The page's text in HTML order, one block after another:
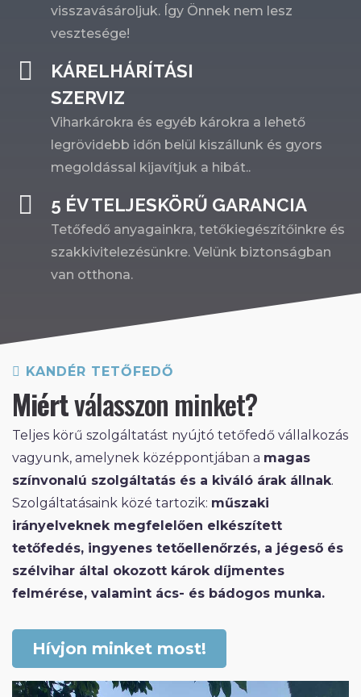
visszavásároljuk. Így Önnek nem lesz
vesztesége!
KÁRELHÁRÍTÁSI
SZERVIZ
Viharkárokra és egyéb károkra a lehető
legrövidebb időn belül kiszállunk és gyors
megoldással kijavítjuk a hibát..
5 ÉV TELJESKÖRŰ GARANCIA
Tetőfedő anyagainkra, tetőkiegészítőinkre és
szakkivitelezésünkre. Velünk biztonságban
van otthona.
KANDÉR TETŐFEDŐ
Miértválasszon minket?
Teljes körű szolgáltatást nyújtó tetőfedő vállalkozás
vagyunk, amelynek középpontjában a magas
színvonalú szolgáltatás és a kiváló árak állnak.
Szolgáltatásaink közé tartozik: műszaki
irányelveknek megfelelően elkészített
tetőfedés, ingyenes tetőellenőrzés, a jégeső és
szélvihar által okozott károk díjmentes
felmérése, valamint ács- és bádogos munka.
Hívjon minket most!